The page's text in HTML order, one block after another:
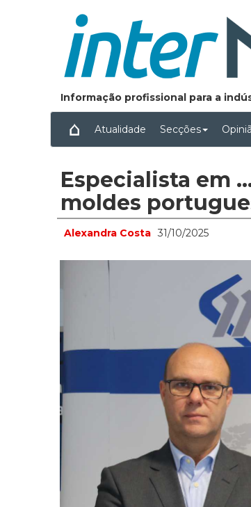
Informação profissional para a
Atualidade Secções
Especialista em
moldes
Alexandra Costa 31/10/2025